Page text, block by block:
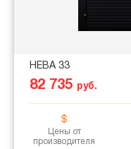
НЕВА 33
82 735 руб.
Цены от
производителя